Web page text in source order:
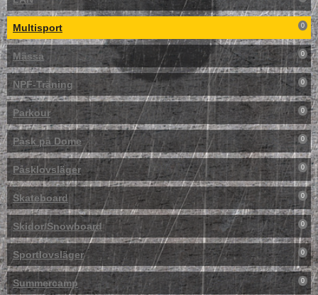
Multisport 0
Mässa 0
NPF-Träning 0
Parkour 0
Påsk på Dome 0
Påsklovsläger 0
Skateboard 0
Skidor/Snowboard 0
Sportlovsläger 0
Summercamp 0